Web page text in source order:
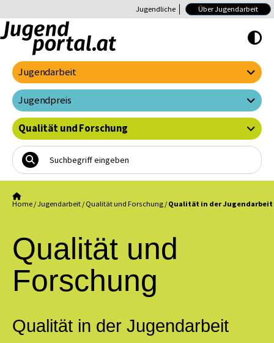
Jugendliche Über Jugendarbeit
Hoher Kontrast
Jugendarbeit
Jugendpreis
Qualität und Forschung
Home /Jugendarbeit / Qualität und Forschung / Qualität in der Jugendarbeit
Qualität und
Forschung
Qualität in der Jugendarbeit